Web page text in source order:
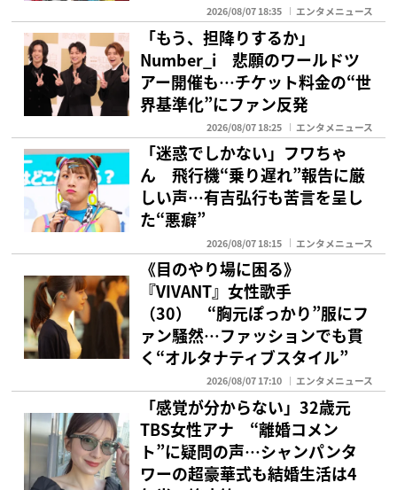
2026/08/07 18:35 エンタメニュース
「もう、担降りするか」
Number_i 悲願のワールドツ
アー開催も…チケット料金の“世
界基準化”にファン反発
2026/08/07 18:25 エンタメニュース
「迷惑でしかない」フワちゃ
ん 飛行機“乗り遅れ”報告に厳
しい声…有吉弘行も苦言を呈し
た“悪癖”
2026/08/07 18:15 エンタメニュース
《目のやり場に困る》
『VIVANT』女性歌手
（30） “胸元ぽっかり”服にフ
ァン騒然…ファッションでも貫
く“オルタナティブスタイル”
2026/08/07 17:10 エンタメニュース
「感覚が分からない」32歳元
TBS女性アナ “離婚コメン
ト”に疑問の声…シャンパンタ
ワーの超豪華式も結婚生活は4